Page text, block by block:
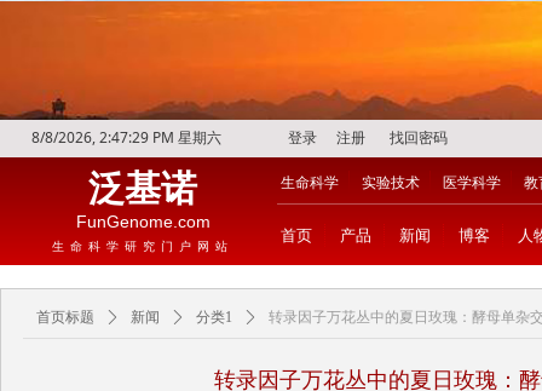
找回密码
登录 注册
8/8/2026, 2:47:29 PM 星期六
泛基诺
FunGenome.com
生命科学 实验技术 医学科学 教
生命科学研究门户网站
首页 产品 新闻 博客 人
转录因子万花丛中的夏日玫瑰：
首页标题 ꄲ 新闻 ꄲ 分类1 ꄲ 转录因子万花丛中的夏日玫瑰：酵母单杂